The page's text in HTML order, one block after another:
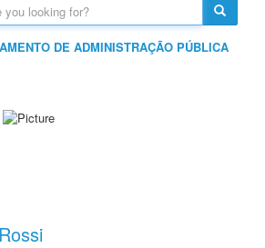
DE ADMINISTRAÇÃO PÚBLICA